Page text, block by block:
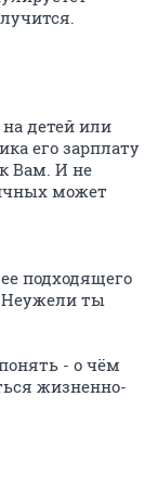
детей или
его зарплату
Вам. И не
может
подходящего
Неужели ты
- о чём
жизненно-